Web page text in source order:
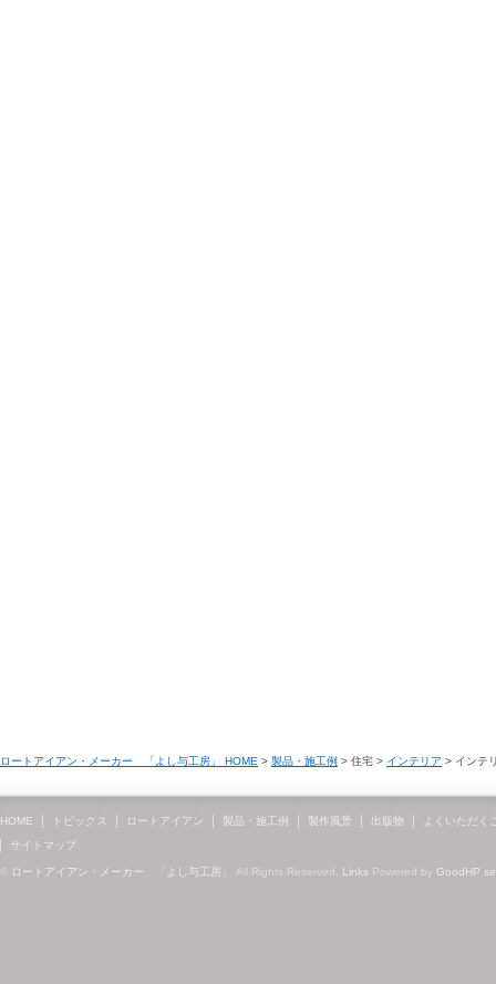
ロートアイアン・メーカー 「よし与工房」 HOME > 製品・施工例 > 住宅 > インテリア > インテ
HOME トピックス ロートアイアン 製品・施工例 製作風景 出版物
よくいただく
サイトマップ
ロートアイアン・メーカー 「よし与工房」 All Rights Reserved. Links Powered by GoodHP